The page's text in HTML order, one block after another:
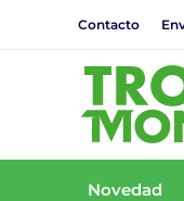
Contacto
Novedad